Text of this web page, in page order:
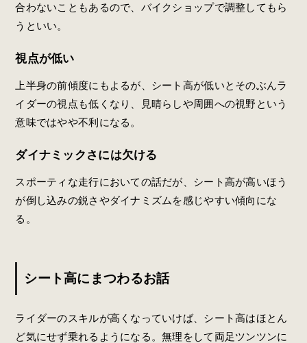
合わないこともあるので、バイクショップで調整してもら
うといい。
視点が低い
上半身の前傾度にもよるが、シート高が低いとそのぶんラ
イダーの視点も低くなり、見晴らしや周囲への視野という
意味ではやや不利になる。
ダイナミックさには欠ける
スポーティな走行においての話だが、シート高が高いほう
が倒し込みの鋭さやダイナミズムを感じやすい傾向にな
る。
シート高にまつわるお話
ライダーのスキルが高くなっていけば、シート高はほとん
ど気にせず乗れるようになる。無理をして両足ツンツンに